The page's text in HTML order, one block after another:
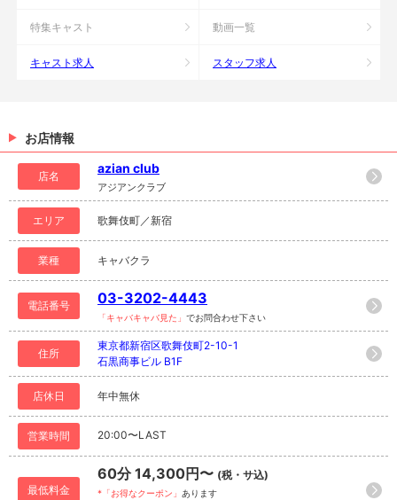
特集キャスト 動画一覧
キャスト求人 スタッフ求人
お店情報
店名
azian club
アジアンクラブ
エリア 歌舞伎町／新宿
業種 キャバクラ
電話番号 03-3202-4443
「キャバキャバ見た」 でお問合わせ下さい
住所
東京都新宿区歌舞伎町2-10-1
石黒商事ビル B1F
店休日 年中無休
営業時間 20:00〜LAST
最低料金
60分 14,300円〜 (税・サ込)
*「お得なクーポン」 あります